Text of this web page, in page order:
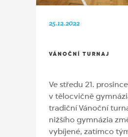
25.12.2022
VÁNOČNÍ TURNAJ
Ve středu 21. prosince
v tělocvičně
tradiční Vánoční
nižšího gymnázia
vybíjené, zatímco